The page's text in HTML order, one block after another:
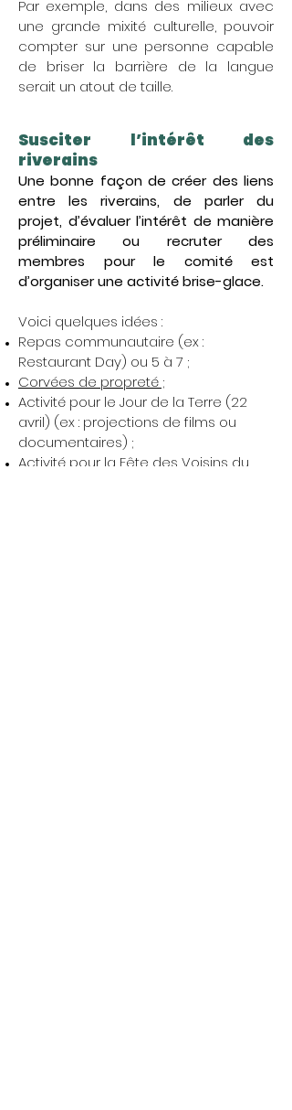
Par exemple, dans des milieux avec
une grande mixité culturelle, pouvoir
compter sur une personne capable
de briser la barrière de la langue
serait un atout de taille.
Susciter l’intérêt des
riverains​
Une bonne façon de créer des liens
entre les riverains, de parler du
projet, d’évaluer l’intérêt de manière
préliminaire ou recruter des
membres pour le comité est
d’organiser une activité brise-glace.
Voici quelques idées :
Repas communautaire (ex :
Restaurant Day) ou 5 à 7 ;
Corvées de propreté ;
Activité pour le Jour de la Terre (22
avril) (ex : projections de films ou
documentaires) ;
Activité pour la Fête des Voisins du